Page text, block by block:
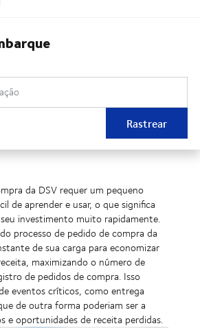
Rastrear
da DSV requer um pequeno
de aprender e usar, o que significa
investimento muito rapidamente.
processo de pedido de compra da
de sua carga para economizar
maximizando o número de
de pedidos de compra. Isso
eventos críticos, como entrega
de outra forma poderiam ser a
e oportunidades de receita perdidas.